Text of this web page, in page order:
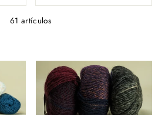
61 artículos